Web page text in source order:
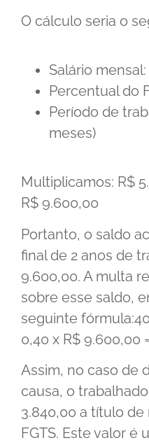
O cálculo seria o
Salário
Percentual do
Período de
meses)
Multiplicamos: R$
R$ 9.600,00
Portanto, o saldo
final de 2 anos de
9.600,00. A multa
sobre esse saldo,
seguinte
0,40 x R$ 9.600,00
Assim, no caso de
causa, o
3.840,00 a título
FGTS. Este valor é